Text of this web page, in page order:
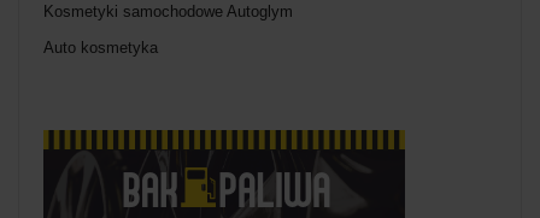
Kosmetyki samochodowe Autoglym
Auto kosmetyka